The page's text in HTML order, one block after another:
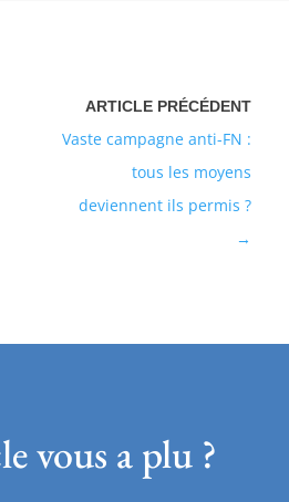
Vaste campagne anti-FN :
tous les moyens
deviennent ils permis ?
vous a plu ?